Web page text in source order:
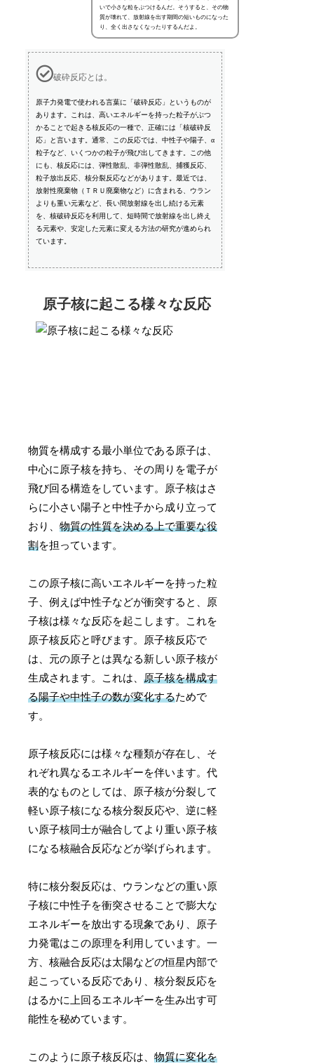
いで小さな粒をぶつけるんだ。そうすると、その物
質が壊れて、放射線を出す期間の短いものになった
り、全く出さなくなったりするんだよ。
破砕反応とは。
原子力発電で使われる言葉に「破砕反応」というものが
あります。これは、高いエネルギーを持った粒子がぶつ
かることで起きる核反応の一種で、正確には「核破砕反
応」と言います。通常、この反応では、中性子や陽子、α
粒子など、いくつかの粒子が飛び出してきます。この他
にも、核反応には、弾性散乱、非弾性散乱、捕獲反応、
粒子放出反応、核分裂反応などがあります。最近では、
放射性廃棄物（ＴＲＵ廃棄物など）に含まれる、ウラン
よりも重い元素など、長い間放射線を出し続ける元素
を、核破砕反応を利用して、短時間で放射線を出し終え
る元素や、安定した元素に変える方法の研究が進められ
ています。
原子核に起こる様々な反応
物質を構成する最小単位である原子は、
中心に原子核を持ち、その周りを電子が
飛び回る構造をしています。原子核はさ
らに小さい陽子と中性子から成り立って
おり、物質の性質を決める上で重要な役
割を担っています。
この原子核に高いエネルギーを持った粒
子、例えば中性子などが衝突すると、原
子核は様々な反応を起こします。これを
原子核反応と呼びます。原子核反応で
は、元の原子とは異なる新しい原子核が
生成されます。これは、原子核を構成す
る陽子や中性子の数が変化するためで
す。
原子核反応には様々な種類が存在し、そ
れぞれ異なるエネルギーを伴います。代
表的なものとしては、原子核が分裂して
軽い原子核になる核分裂反応や、逆に軽
い原子核同士が融合してより重い原子核
になる核融合反応などが挙げられます。
特に核分裂反応は、ウランなどの重い原
子核に中性子を衝突させることで膨大な
エネルギーを放出する現象であり、原子
力発電はこの原理を利用しています。一
方、核融合反応は太陽などの恒星内部で
起こっている反応であり、核分裂反応を
はるかに上回るエネルギーを生み出す可
能性を秘めています。
このように原子核反応は、物質に変化を